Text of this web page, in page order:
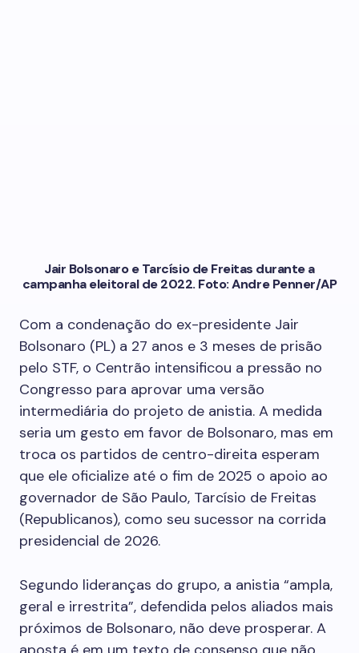
Jair Bolsonaro e Tarcísio de Freitas durante a
campanha eleitoral de 2022. Foto: Andre Penner/AP
Com a condenação do ex-presidente Jair
Bolsonaro (PL) a 27 anos e 3 meses de prisão
pelo STF, o Centrão intensificou a pressão no
Congresso para aprovar uma versão
intermediária do projeto de anistia. A medida
seria um gesto em favor de Bolsonaro, mas em
troca os partidos de centro-direita esperam
que ele oficialize até o fim de 2025 o apoio ao
governador de São Paulo, Tarcísio de Freitas
(Republicanos), como seu sucessor na corrida
presidencial de 2026.
Segundo lideranças do grupo, a anistia “ampla,
geral e irrestrita”, defendida pelos aliados mais
próximos de Bolsonaro, não deve prosperar. A